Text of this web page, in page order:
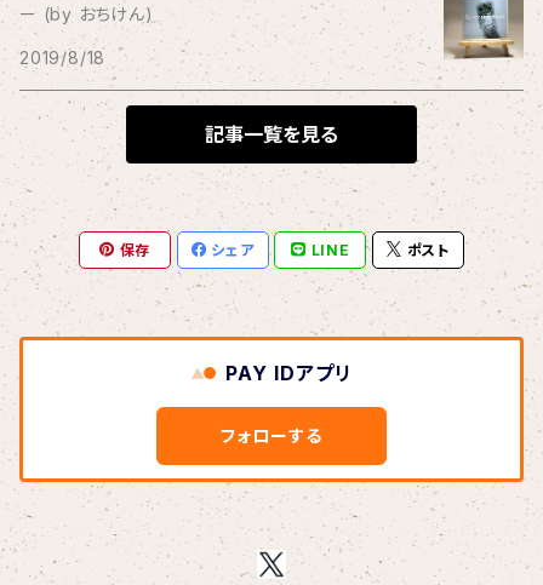
THE BLACK SHANSONS
BLONDnewHALF
Blondy
BOAR HUNTER
bud&harbor
Bulbs Of Passion
B玉
Calme Adiction
ー (by おちけん)
2019/8/18
記事一覧を見る
保存 シェア LINE ポスト
PAY IDアプリ
フォローする